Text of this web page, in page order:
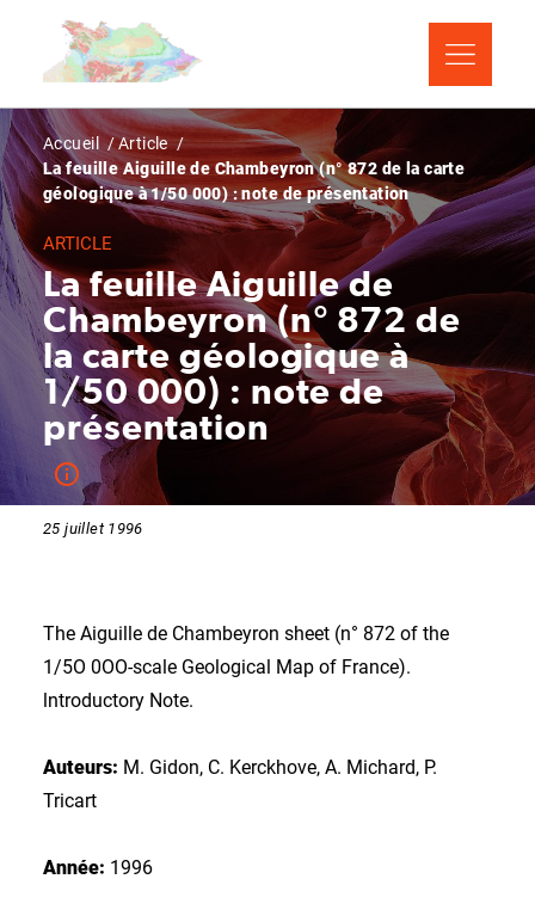
contenu
Fil
d'Ariane
Accueil
Article
La feuille Aiguille de Chambeyron (n° 872 de la carte
géologique à 1/50 000) : note de présentation
ARTICLE
La feuille Aiguille de
Chambeyron (n° 872 de
la carte géologique à
1/50 000) : note de
présentation
25 juillet 1996
The Aiguille de Chambeyron sheet (n° 872 of the
1/5O 0OO-scale Geological Map of France).
lntroductory Note.
Auteurs: M. Gidon, C. Kerckhove, A. Michard, P.
Tricart
Année: 1996